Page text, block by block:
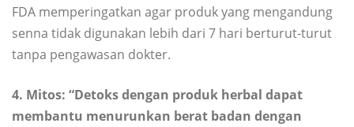
FDA memperingatkan agar produk yang mengandung
senna tidak digunakan lebih dari 7 hari berturut-turut
tanpa pengawasan dokter.
4. Mitos: “Detoks dengan produk herbal dapat
membantu menurunkan berat badan dengan